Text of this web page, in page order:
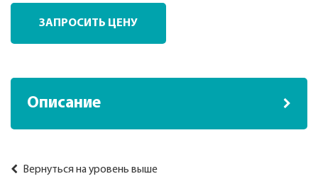
ЗАПРОСИТЬ ЦЕНУ
Описание
Вернуться на уровень выше